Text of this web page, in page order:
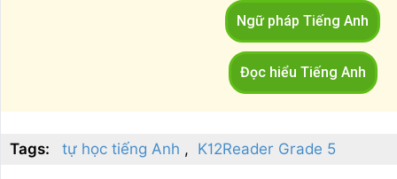
Ngữ pháp Tiếng Anh
Đọc hiểu Tiếng Anh
Tags: tự học tiếng Anh K12Reader Grade 5